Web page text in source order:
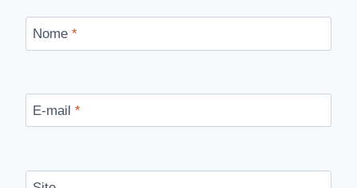
Nome *
E-mail *